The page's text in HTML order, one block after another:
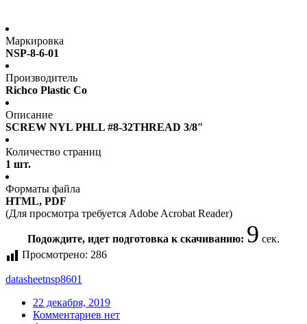
Маркировка
NSP-8-6-01
Производитель
Richco Plastic Co
Описание
SCREW NYL PHLL #8-32THREAD 3/8″
Количество страниц
1 шт.
Форматы файла
HTML, PDF
(Для просмотра требуется Adobe Acrobat Reader)
Подождите, идет подготовка к скачиванию: 9 сек.
Просмотрено: 286
datasheetnsp8601
22 декабря, 2019
Комментариев нет